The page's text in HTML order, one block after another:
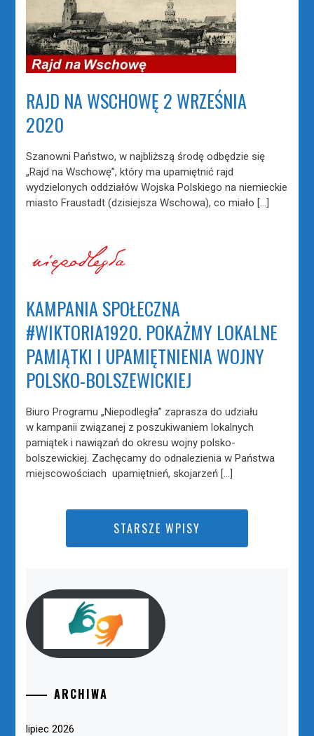
RAJD NA WSCHOWĘ 2 WRZEŚNIA
2020
Szanowni Państwo, w najbliższą środę odbędzie się
„Rajd na Wschowę”, który ma upamiętnić rajd
wydzielonych oddziałów Wojska Polskiego na niemieckie
miasto Fraustadt (dzisiejsza Wschowa), co miało […]
KAMPANIA SPOŁECZNA
#WIKTORIA1920. POKAŻMY LOKALNE
PAMIĄTKI I UPAMIĘTNIENIA WOJNY
POLSKO-BOLSZEWICKIEJ
Biuro Programu „Niepodległa” zaprasza do udziału
w kampanii związanej z poszukiwaniem lokalnych
pamiątek i nawiązań do okresu wojny polsko-
bolszewickiej. Zachęcamy do odnalezienia w Państwa
miejscowościach upamiętnień, skojarzeń […]
STARSZE WPISY
ARCHIWA
lipiec 2026